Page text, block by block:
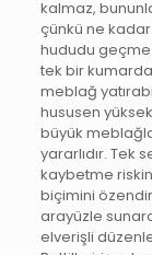
kalmaz,
çünkü ne
hududu geçme
tek bir
meblağ
hususen
büyük
yararlıdır. Tek
kaybetme
biçimini
arayüzle
elverişli